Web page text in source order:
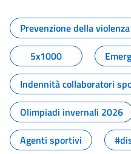
Tutti i
Prevenzione della
5x1000
Indennità collaboratori
Olimpiadi invernali 2026
Agenti sportivi